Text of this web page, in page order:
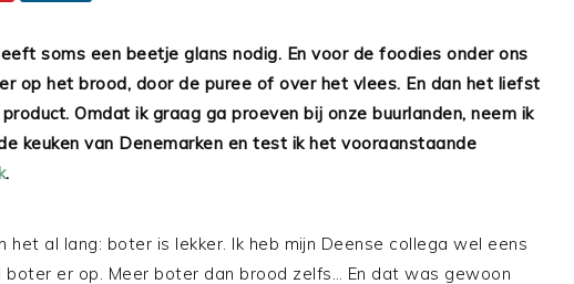
soms een beetje glans nodig. En voor de foodies onder ons
op het brood, door de puree of over het vlees. En dan het liefst
Omdat ik graag ga proeven bij onze buurlanden, neem ik
keuken van Denemarken en test ik het vooraanstaande
.
het al lang: boter is lekker. Ik heb mijn Deense collega wel eens
er op. Meer boter dan brood zelfs… En dat was gewoon